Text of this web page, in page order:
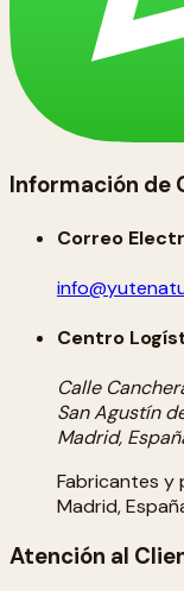
Información de
Correo
Centro
Calle
San Agustín
Madrid,
Fabricantes y
Madrid,
Atención al